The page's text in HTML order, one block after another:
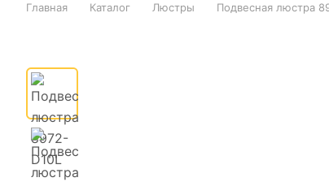
Главная Каталог Люстры Подвесная люстра